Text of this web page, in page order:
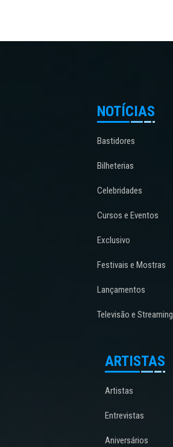
NOTÍCIAS
Bastidores
Bilheterias
Celebridades
Cursos e Eventos
Exclusivo
Festivais e Mostras
Lançamentos
Televisão e Streaming
ARTISTAS
Artistas
Entrevistas
Aniversários